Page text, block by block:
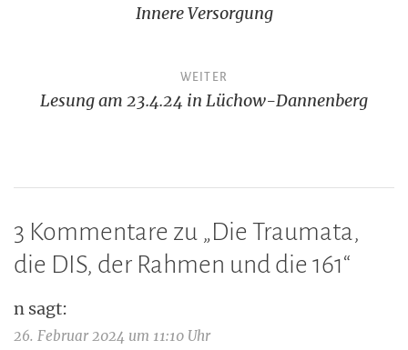
Innere Versorgung
WEITER
Lesung am 23.4.24 in Lüchow-Dannenberg
3 Kommentare zu „Die Traumata,
die DIS, der Rahmen und die 161“
n sagt:
26. Februar 2024 um 11:10 Uhr